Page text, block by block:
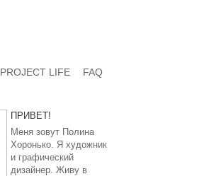
FAQ
PROJECT LIFE
ПРИВЕТ!
Меня зовут Полина
Хоронько. Я художник
и графический
дизайнер. Живу в